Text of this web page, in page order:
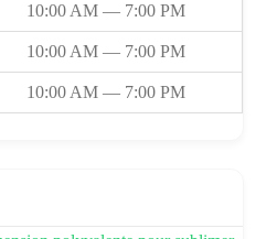
10:00 AM — 7:00 PM
10:00 AM — 7:00 PM
10:00 AM — 7:00 PM